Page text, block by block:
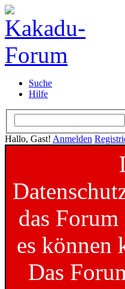
Suche
Hilfe
Hallo, Gast! Anmelden
das
es können
Das